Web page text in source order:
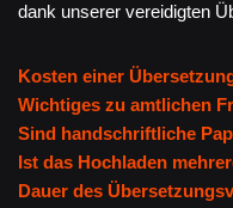
dank unserer vereidigten
Kosten einer
Wichtiges zu amtlichen
Sind handschriftliche
Ist das Hochladen
Dauer des